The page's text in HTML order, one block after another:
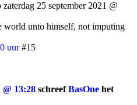
25 september 2021 @
world unto himself, not imputing
uur #15
@ 13:28 schreefBasOne het